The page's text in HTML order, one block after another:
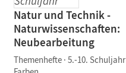
Natur und Technik -
Naturwissenschaften:
Neubearbeitung
Themenhefte · 5.-10. Schuljahr